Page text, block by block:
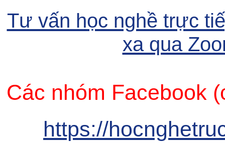
Tư vấn học nghề trực
xa qua
Các nhóm Facebook
https://